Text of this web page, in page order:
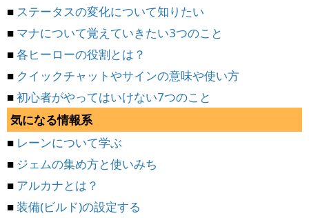
■ ステータスの変化について知りたい
■ マナについて覚えていきたい3つのこと
■各ヒーローの役割とは？
■ クイックチャットやサインの意味や使い方
■初心者がやってはいけない7つのこと
気になる情報系
■ レーンについて学ぶ
■ ジェムの集め方と使いみち
■ アルカナとは？
■装備(ビルド)の設定する